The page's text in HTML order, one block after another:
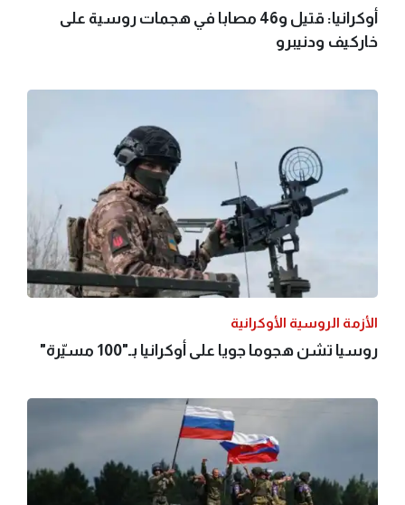
أوكرانيا: قتيل و46 مصابا في هجمات روسية على
خاركيف ودنيبرو
الأزمة الروسية الأوكرانية
روسيا تشن هجوما جويا على أوكرانيا بـ"100 مسيّرة"